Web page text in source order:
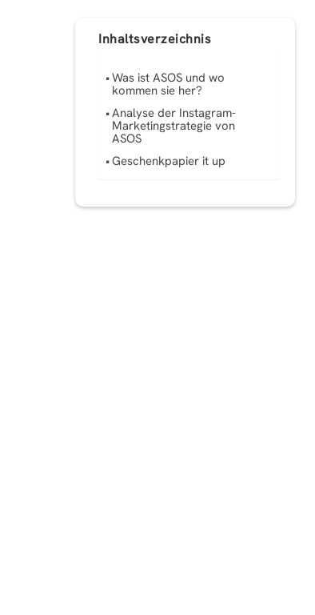
Inhaltsverzeichnis
Was ist ASOS und wo
kommen sie her?
Analyse der Instagram-
Marketingstrategie von
ASOS
Geschenkpapier it up